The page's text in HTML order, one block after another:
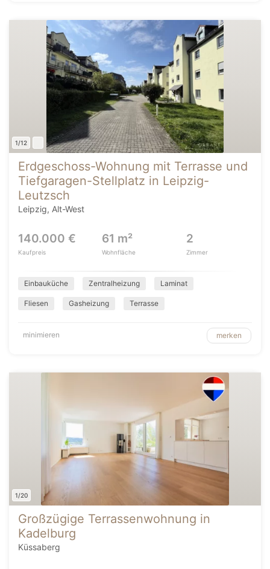
1/12
Erdgeschoss-Wohnung mit Terrasse und
Tiefgaragen-Stellplatz in Leipzig-
Leutzsch
Leipzig, Alt-West
140.000 €
Kaufpreis
61 m²
Wohnfläche
2
Zimmer
Einbauküche Zentralheizung Laminat
Fliesen Gasheizung Terrasse
minimieren merken
1/20
Großzügige Terrassenwohnung in
Kadelburg
Küssaberg